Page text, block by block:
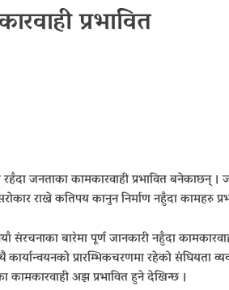
प्रभावित
जनताका कामकारवाही प्रभावित बनेकाछन् ।
राख्ने कतिपय कानुन निर्माण नहुँदा कामहरु
बारेमा पूर्ण जानकारी नहुँदा
प्रारम्भिकचरणमा रहेको संघियता
कामकारवाही अझ प्रभावित हुने देखिन्छ ।